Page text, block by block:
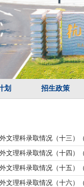
划 招生政策
文理科录取情况（十三）
文理科录取情况（十四）
文理科录取情况（十五）
文理科录取情况（十六）